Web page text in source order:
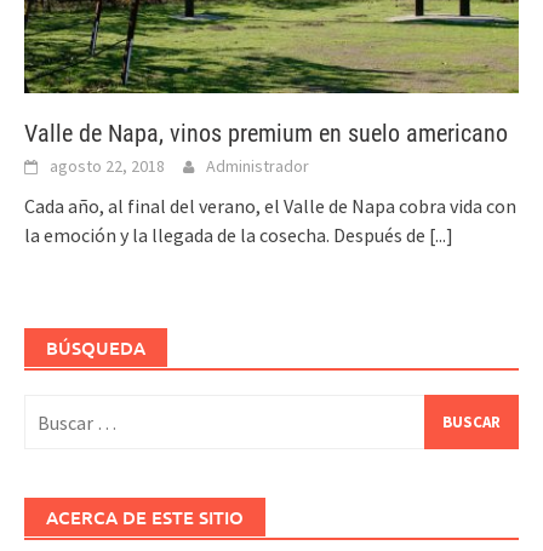
Valle de Napa, vinos premium en suelo americano
agosto 22, 2018 Administrador
Cada año, al final del verano, el Valle de Napa cobra vida con
la emoción y la llegada de la cosecha. Después de [...]
BÚSQUEDA
ACERCA DE ESTE SITIO